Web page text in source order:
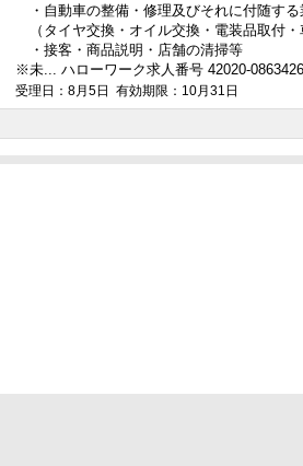
・自動車の整備・修理及びそれに付随する
（タイヤ交換・オイル交換・電装品取付・
・接客・商品説明・店舗の清掃等
※未... ハローワーク求人番号 42020-
受理日：8月5日 有効期限：10月31日